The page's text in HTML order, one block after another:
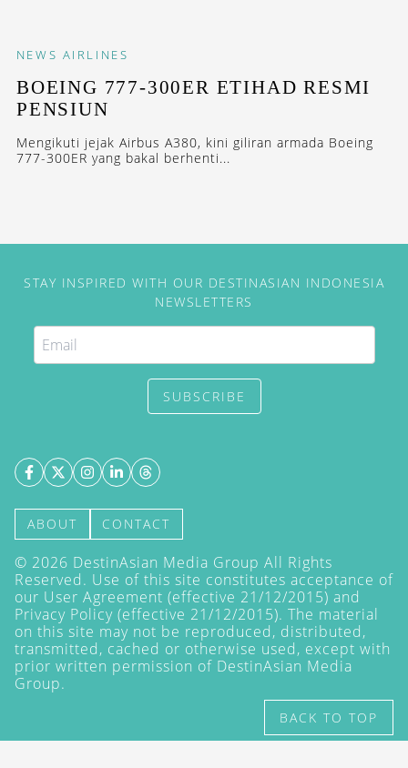
NEWS AIRLINES
BOEING 777-300ER ETIHAD RESMI
PENSIUN
Mengikuti jejak Airbus A380, kini giliran armada Boeing
777-300ER yang bakal berhenti...
STAY INSPIRED WITH OUR DESTINASIAN INDONESIA
NEWSLETTERS
SUBSCRIBE
ABOUT CONTACT
© 2026 DestinAsian Media Group All Rights
Reserved. Use of this site constitutes acceptance of
our User Agreement (effective 21/12/2015) and
Privacy Policy (effective 21/12/2015). The material
on this site may not be reproduced, distributed,
transmitted, cached or otherwise used, except with
prior written permission of DestinAsian Media
Group.
BACK TO TOP